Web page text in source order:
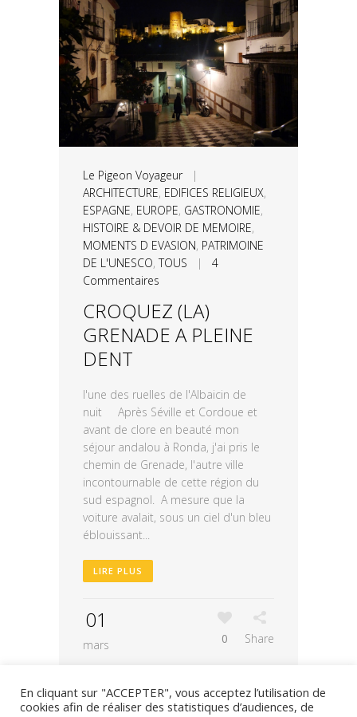
Le Pigeon Voyageur|
ARCHITECTURE, EDIFICES RELIGIEUX,
ESPAGNE, EUROPE, GASTRONOMIE,
HISTOIRE & DEVOIR DE MEMOIRE,
MOMENTS D EVASION, PATRIMOINE
DE L'UNESCO,TOUS | 4
Commentaires
CROQUEZ (LA)
GRENADE A PLEINE
DENT
l'une des ruelles de l'Albaicin de
nuit Après Séville et Cordoue et
avant de clore en beauté mon
séjour andalou à Ronda, j'ai pris le
chemin de Grenade, l'autre ville
incontournable de cette région du
sud espagnol. A mesure que la
voiture avalait, sous un ciel d'un bleu
éblouissant...
LIRE PLUS
01
mars 0 Share
En cliquant sur "ACCEPTER", vous acceptez l’utilisation de
cookies afin de réaliser des statistiques d’audiences, de